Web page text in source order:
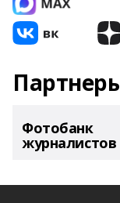
Фотобанк
журналистов